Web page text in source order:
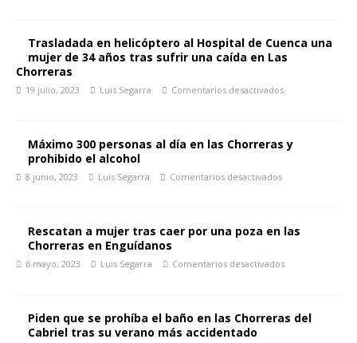
Trasladada en helicóptero al Hospital de Cuenca una
mujer de 34 años tras sufrir una caída en Las
Chorreras
19 julio, 2023 Luis Segarra Comentarios desactivados
Máximo 300 personas al día en las Chorreras y
prohibido el alcohol
8 junio, 2023 Luis Segarra Comentarios desactivados
Rescatan a mujer tras caer por una poza en las
Chorreras en Enguídanos
6 mayo, 2023 Luis Segarra Comentarios desactivados
Piden que se prohíba el baño en las Chorreras del
Cabriel tras su verano más accidentado